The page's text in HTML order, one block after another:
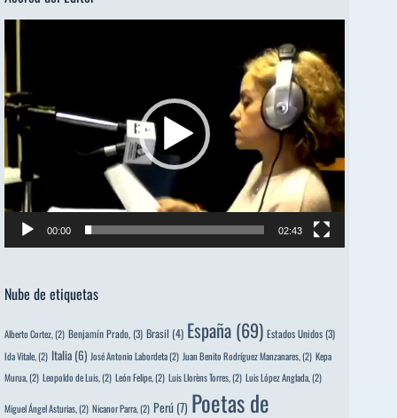
de
00:00 02:43
Nube de etiquetas
Alberto Cortez,(2) Benjamín Prado,(3) Brasil (4) España (69) Estados Unidos(3)
Ida Vitale,(2) Italia (6) José Antonio Labordeta(2) Juan Benito Rodríguez Manzanares,(2) Kepa
Murua,(2) Leopoldo de Luis,(2) León Felipe,(2) Luis Llorèns Torres,(2) Luis López Anglada,(2)
Miguel Ángel Asturias,(2) Nicanor Parra,(2) Perú (7) Poetas de